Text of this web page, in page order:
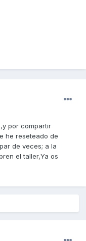
por compartir
he reseteado de
de veces; a la
el taller,Ya os